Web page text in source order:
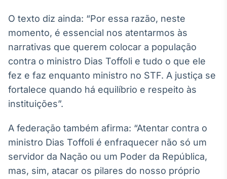
Broadcast
Ticker
Cotações e
headlines de
notícias
Widgets
Componentes
para conteúdos e
funcionalidades
O texto diz ainda: “Por essa razão, neste
momento, é essencial nos atentarmos às
narrativas que querem colocar a população
contra o ministro Dias Toffoli e tudo o que ele
fez e faz enquanto ministro no STF. A justiça se
fortalece quando há equilíbrio e respeito às
instituições”.
A federação também afirma: “Atentar contra o
ministro Dias Toffoli é enfraquecer não só um
servidor da Nação ou um Poder da República,
mas, sim, atacar os pilares do nosso próprio